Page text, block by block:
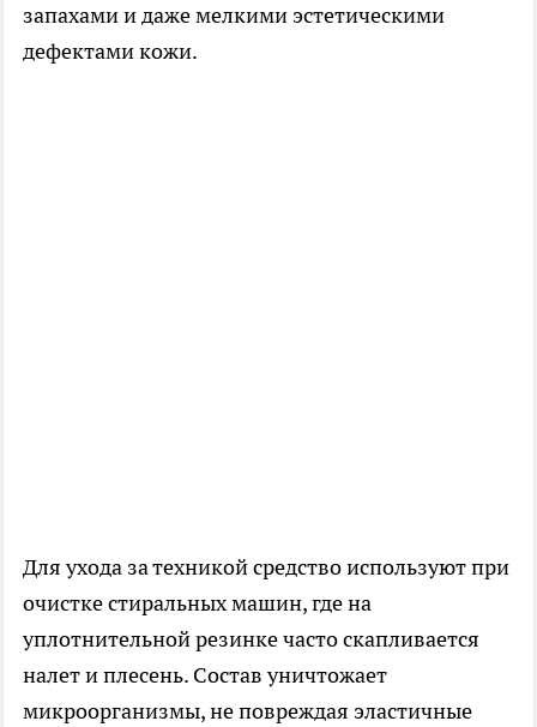
запахами и даже мелкими эстетическими
дефектами кожи.
Для ухода за техникой средство используют при
очистке стиральных машин, где на
уплотнительной резинке часто скапливается
налет и плесень. Состав уничтожает
микроорганизмы, не повреждая эластичные